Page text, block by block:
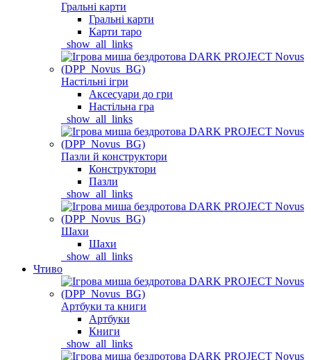
Гральні карти
Гральні карти
Карти таро
_show_all_links
Настільні ігри
Аксесуари до гри
Настільна гра
_show_all_links
Пазли й конструктори
Конструктори
Пазли
_show_all_links
Шахи
Шахи
_show_all_links
Чтиво
Артбуки та книги
Артбуки
Книги
_show_all_links